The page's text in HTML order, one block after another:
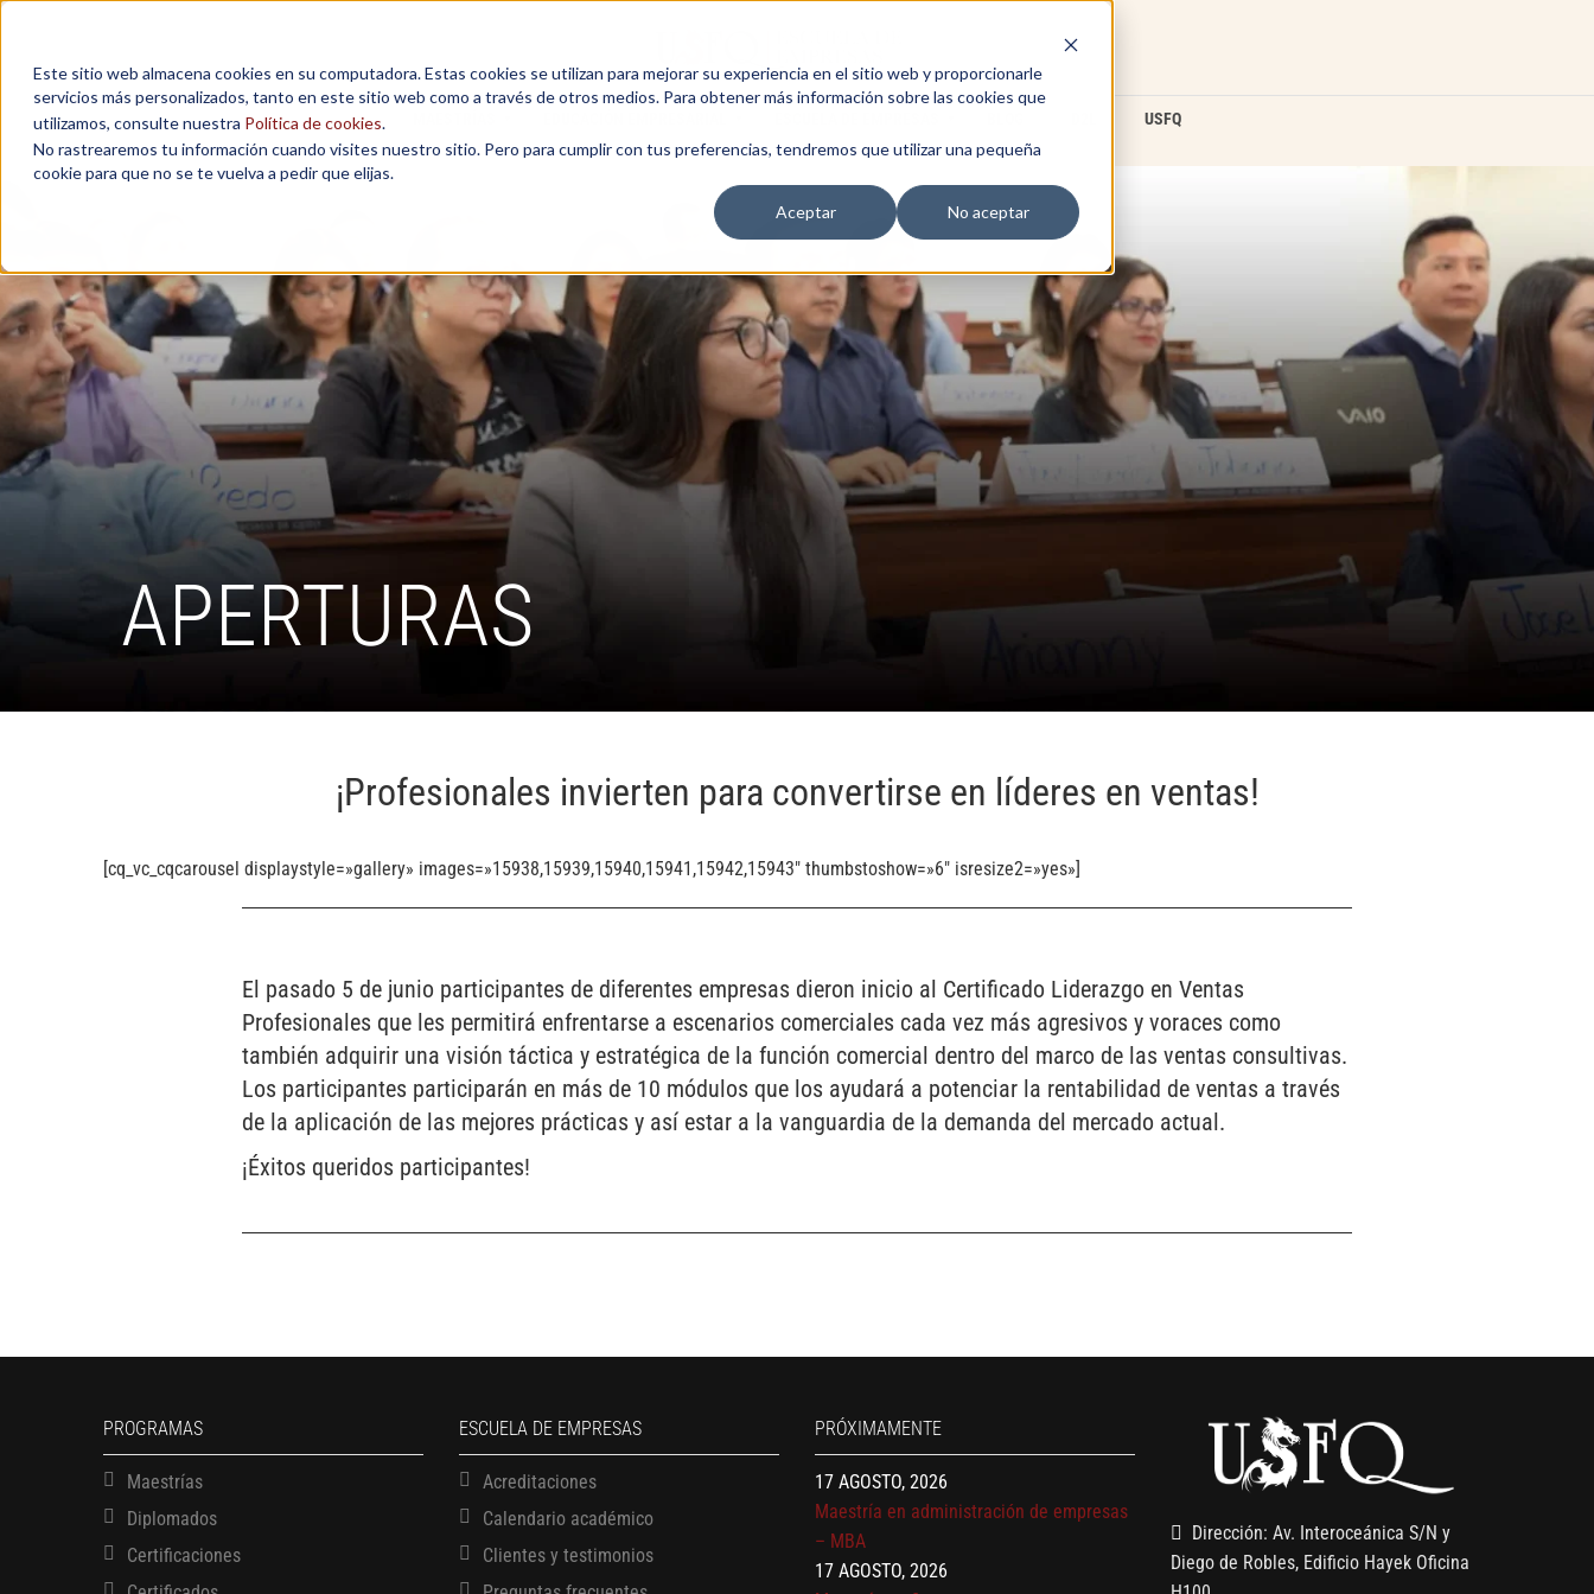
Este sitio web almacena cookies en su computadora. Estas cookies se utilizan para mejorar su experiencia en el sitio web y proporcionarle
servicios más personalizados, tanto en este sitio web como a través de otros medios. Para obtener más información sobre las cookies que
utilizamos, consulte nuestra Política de cookies.
No rastrearemos tu información cuando visites nuestro sitio. Pero para cumplir con tus preferencias, tendremos que utilizar una pequeña
cookie para que no se te vuelva a pedir que elijas.
Aceptar
No aceptar
USFQ
APERTURAS
¡Profesionales invierten para convertirse en líderes en ventas!
[cq_vc_cqcarousel displaystyle=»gallery» images=»15938,15939,15940,15941,15942,15943″ thumbstoshow=»6″ isresize2=»yes»]
El pasado 5 de junio participantes de diferentes empresas dieron inicio al Certificado Liderazgo en Ventas
Profesionales que les permitirá enfrentarse a escenarios comerciales cada vez más agresivos y voraces como
también adquirir una visión táctica y estratégica de la función comercial dentro del marco de las ventas consultivas.
Los participantes participarán en más de 10 módulos que los ayudará a potenciar la rentabilidad de ventas a través
de la aplicación de las mejores prácticas y así estar a la vanguardia de la demanda del mercado actual.
¡Éxitos queridos participantes!
PROGRAMAS
Maestrías
Diplomados
Certificaciones
ESCUELA DE EMPRESAS
Acreditaciones
Calendario académico
Clientes y testimonios
PRÓXIMAMENTE
13 AGOSTO, 2026
17 AGOSTO, 2026
17 AGOSTO, 2026
Maestría en administración de empresas
– MBA
17 AGOSTO, 2026
Dirección: Av. Interoceánica S/N y
Diego de Robles, Edificio Hayek Oficina